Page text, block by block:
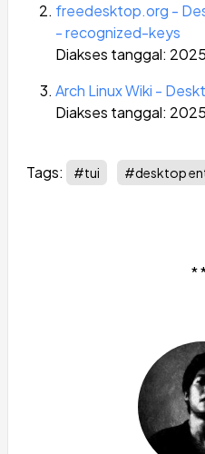
freedesktop.org -
- recognized-keys
Diakses tanggal:
Arch Linux Wiki -
Diakses tanggal:
Tags: #tui #desktop
*